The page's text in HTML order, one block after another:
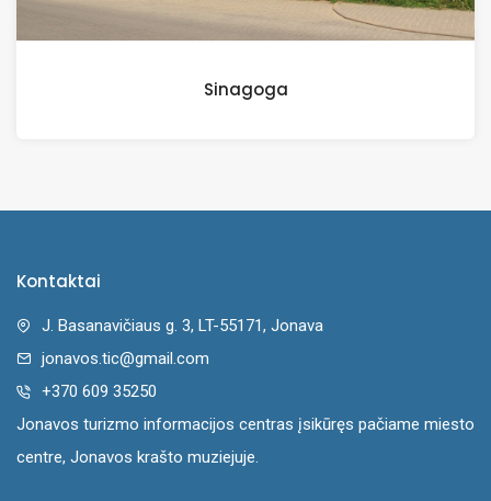
Sinagoga
Kontaktai
J. Basanavičiaus g. 3, LT-55171, Jonava
jonavos.tic@gmail.com
+370 609 35250
Jonavos turizmo informacijos centras įsikūręs pačiame miesto
centre, Jonavos krašto muziejuje.